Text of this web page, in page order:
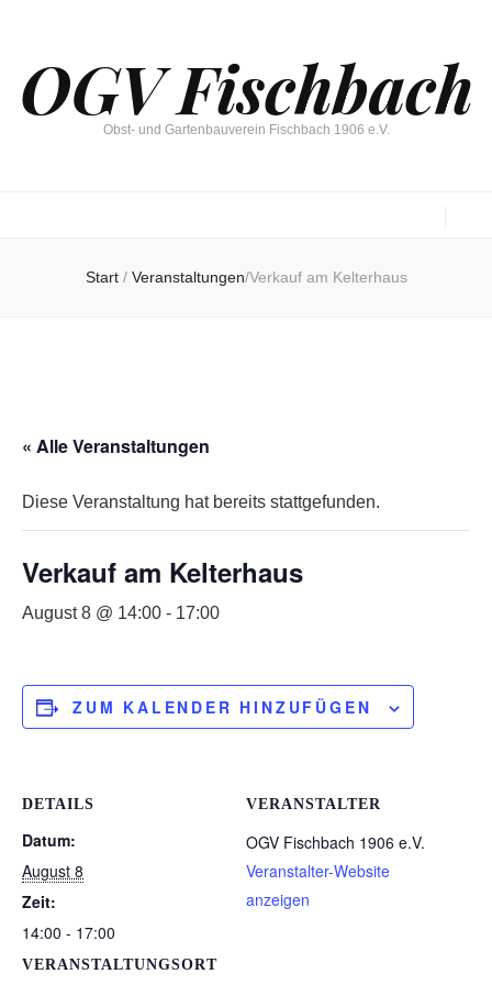
OGV Fischbach
Obst- und Gartenbauverein Fischbach 1906 e.V.
Start / Veranstaltungen/Verkauf am Kelterhaus
« Alle Veranstaltungen
Diese Veranstaltung hat bereits stattgefunden.
Verkauf am Kelterhaus
August 8 @ 14:00 - 17:00
ZUM KALENDER HINZUFÜGEN
DETAILS
Datum:
August 8
Zeit:
14:00 - 17:00
VERANSTALTUNGSORT
VERANSTALTER
OGV Fischbach 1906 e.V.
Veranstalter-Website
anzeigen